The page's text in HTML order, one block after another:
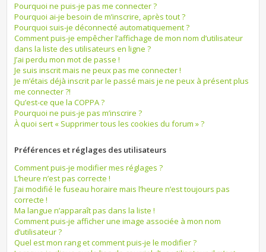
Pourquoi ne puis-je pas me connecter ?
Pourquoi ai-je besoin de m’inscrire, après tout ?
Pourquoi suis-je déconnecté automatiquement ?
Comment puis-je empêcher l’affichage de mon nom d’utilisateur
dans la liste des utilisateurs en ligne ?
J’ai perdu mon mot de passe !
Je suis inscrit mais ne peux pas me connecter !
Je m’étais déjà inscrit par le passé mais je ne peux à présent plus
me connecter ?!
Qu’est-ce que la COPPA ?
Pourquoi ne puis-je pas m’inscrire ?
À quoi sert « Supprimer tous les cookies du forum » ?
Préférences et réglages des utilisateurs
Comment puis-je modifier mes réglages ?
L’heure n’est pas correcte !
J’ai modifié le fuseau horaire mais l’heure n’est toujours pas
correcte !
Ma langue n’apparaît pas dans la liste !
Comment puis-je afficher une image associée à mon nom
d’utilisateur ?
Quel est mon rang et comment puis-je le modifier ?